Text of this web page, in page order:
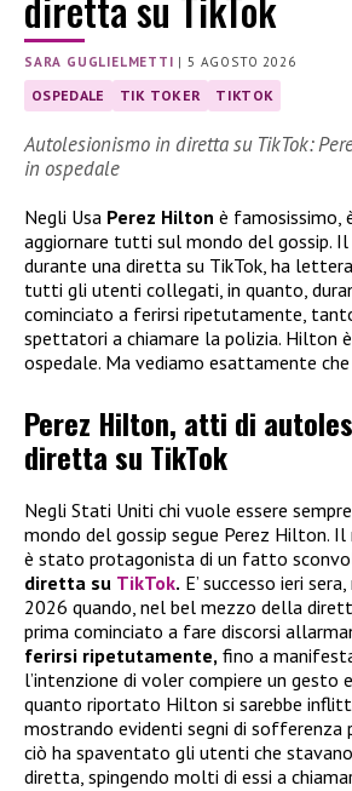
SARA GUGLIELMETTI |5 AGOSTO 2026
OSPEDALE TIK TOKER TIKTOK
Autolesionismo in diretta su TikTok:
in ospedale
Negli Usa Perez Hilton è famosissimo,
aggiornare tutti sul mondo del gossip.
durante una diretta su TikTok, ha
tutti gli utenti collegati, in quanto,
cominciato a ferirsi ripetutamente,
spettatori a chiamare la polizia. Hilton
ospedale. Ma vediamo esattamente che
Perez Hilton, atti di
diretta su TikTok
Negli Stati Uniti chi vuole essere
mondo del gossip segue Perez Hilton.
è stato protagonista di un fatto
diretta su TikTok. E’ successo ieri
2026 quando, nel bel mezzo della
prima cominciato a fare discorsi
ferirsi ripetutamente, fino a
l’intenzione di voler compiere un gesto
quanto riportato Hilton si sarebbe
mostrando evidenti segni di sofferenza
ciò ha spaventato gli utenti che
diretta, spingendo molti di essi a